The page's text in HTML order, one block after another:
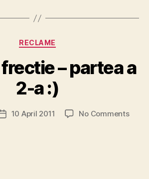
Categories
RECLAME
– partea a
2-a :)
Post10 April 2011 No Commentson